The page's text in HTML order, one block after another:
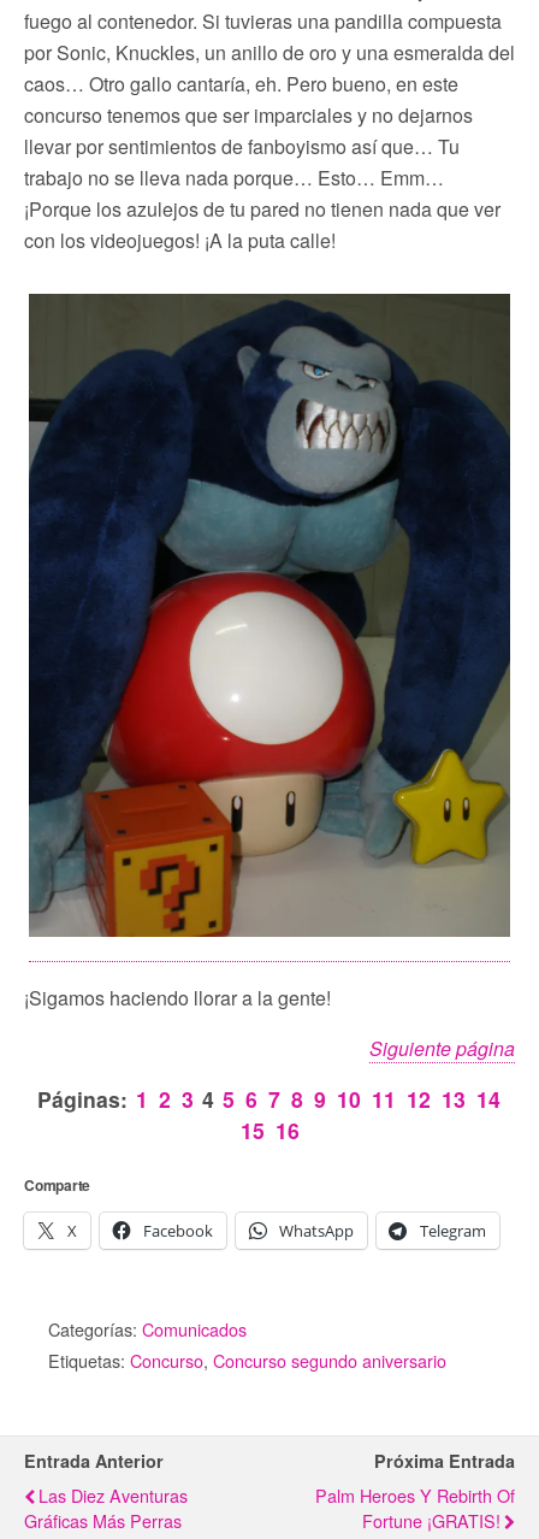
fuego al contenedor. Si tuvieras una pandilla compuesta
por Sonic, Knuckles, un anillo de oro y una esmeralda del
caos… Otro gallo cantaría, eh. Pero bueno, en este
concurso tenemos que ser imparciales y no dejarnos
llevar por sentimientos de fanboyismo así que… Tu
trabajo no se lleva nada porque… Esto… Emm…
¡Porque los azulejos de tu pared no tienen nada que ver
con los videojuegos! ¡A la puta calle!
¡Sigamos haciendo llorar a la gente!
Siguiente página
Páginas: 1 2 3 4 5 6 7 8 9 10 11 12 13 14
15 16
Comparte
X Facebook WhatsApp Telegram
Categorías: Comunicados
Etiquetas: Concurso, Concurso segundo aniversario
Entrada Anterior
Las Diez Aventuras
Gráficas Más Perras
Próxima Entrada
Palm Heroes Y Rebirth Of
Fortune ¡GRATIS!